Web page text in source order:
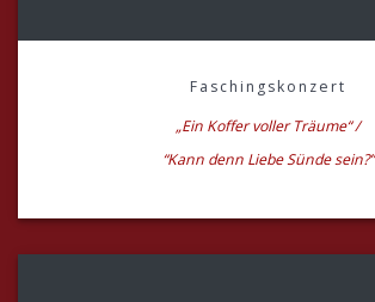
Faschingskonzert
„Ein Koffer voller Träume“ /
“Kann denn Liebe Sünde sein?”